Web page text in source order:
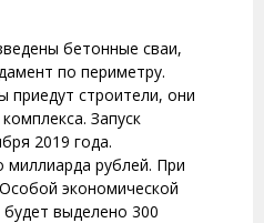
бетонные сваи,
по периметру.
приедут строители, они
Запуск
2019 года.
рублей. При
экономической
выделено 300